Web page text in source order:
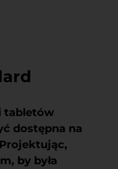
tabletów
dostępna na
by była